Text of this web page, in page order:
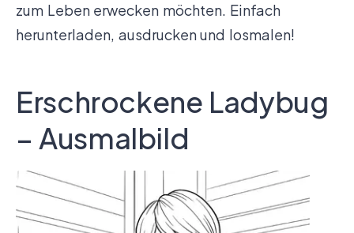
zum Leben erwecken möchten. Einfach
herunterladen, ausdrucken und losmalen!
Erschrockene Ladybug
– Ausmalbild